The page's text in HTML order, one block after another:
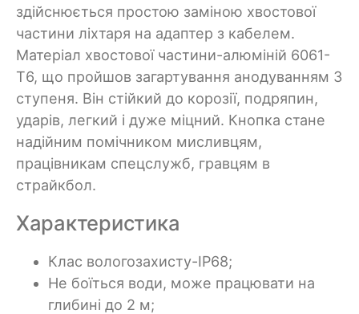
здійснюється простою заміною хвостової
частини ліхтаря на адаптер з кабелем.
Матеріал хвостової частини-алюміній 6061-
T6, що пройшов загартування анодуванням 3
ступеня. Він стійкий до корозії, подряпин,
ударів, легкий і дуже міцний. Кнопка стане
надійним помічником мисливцям,
працівникам спецслужб, гравцям в
страйкбол.
Характеристика
Клас вологозахисту-IP68;
Не боїться води, може працювати на
глибині до 2 м;